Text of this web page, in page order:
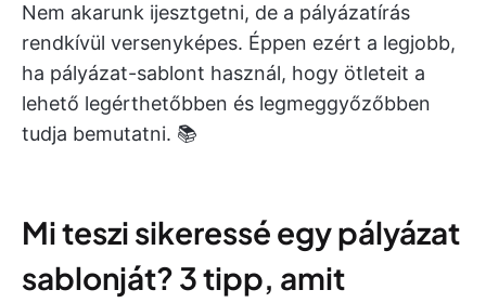
Nem akarunk ijesztgetni, de a pályázatírás
rendkívül versenyképes. Éppen ezért a legjobb,
ha pályázat-sablont használ, hogy ötleteit a
lehető legérthetőbben és legmeggyőzőbben
tudja bemutatni. 📚
Mi teszi sikeressé egy pályázat
sablonját? 3 tipp, amit